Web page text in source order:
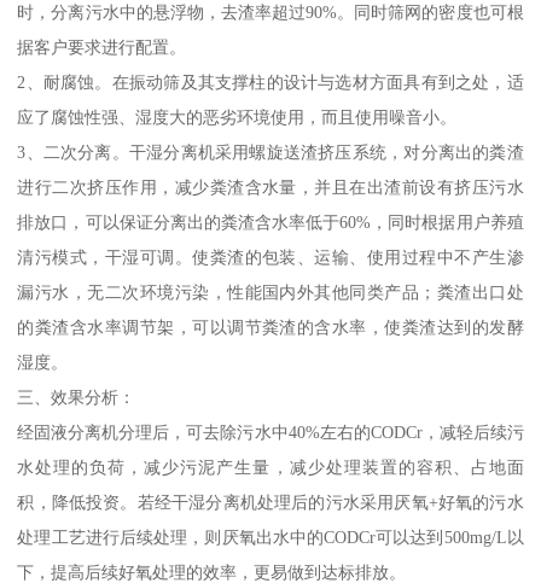
时，分离污水中的悬浮物，去渣率超过90%。同时筛网的密度也可根
据客户要求进行配置。
2、耐腐蚀。在振动筛及其支撑柱的设计与选材方面具有到之处，适
应了腐蚀性强、湿度大的恶劣环境使用，而且使用噪音小。
3、二次分离。干湿分离机采用螺旋送渣挤压系统，对分离出的粪渣
进行二次挤压作用，减少粪渣含水量，并且在出渣前设有挤压污水
排放口，可以保证分离出的粪渣含水率低于60%，同时根据用户养殖
清污模式，干湿可调。使粪渣的包装、运输、使用过程中不产生渗
漏污水，无二次环境污染，性能国内外其他同类产品；粪渣出口处
的粪渣含水率调节架，可以调节粪渣的含水率，使粪渣达到的发酵
湿度。
三、效果分析：
经固液分离机分理后，可去除污水中40%左右的CODCr，减轻后续污
水处理的负荷，减少污泥产生量，减少处理装置的容积、占地面
积，降低投资。若经干湿分离机处理后的污水采用厌氧+好氧的污水
处理工艺进行后续处理，则厌氧出水中的CODCr可以达到500mg/L以
下，提高后续好氧处理的效率，更易做到达标排放。